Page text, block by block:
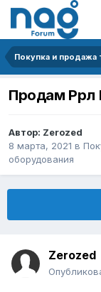
Продам Ррл
Автор: Zerozed
8 марта, 2021 в
оборудования
Zerozed